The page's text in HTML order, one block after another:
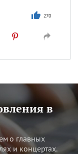
270
в
о главных
и концертах.